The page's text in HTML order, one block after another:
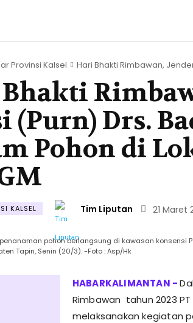
Provinsi Kalsel Hari Bhakti Rimbawan,
(Purn) Drs.
Pohon di
KALSEL Tim Liputan 21 Maret
pohon berlangsung di kawasan konsensi
Tapin, Senin (20/3). -Foto : Asp/Hk
Rimbawan tahun 2023
melaksanakan kegiatan